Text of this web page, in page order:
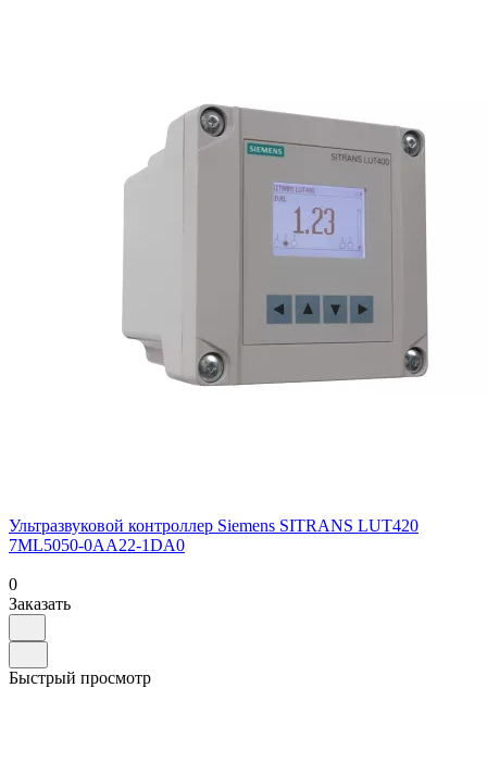
Ультразвуковой контроллер Siemens SITRANS LUT420
7ML5050-0AA22-1DA0
0
Заказать
Быстрый просмотр